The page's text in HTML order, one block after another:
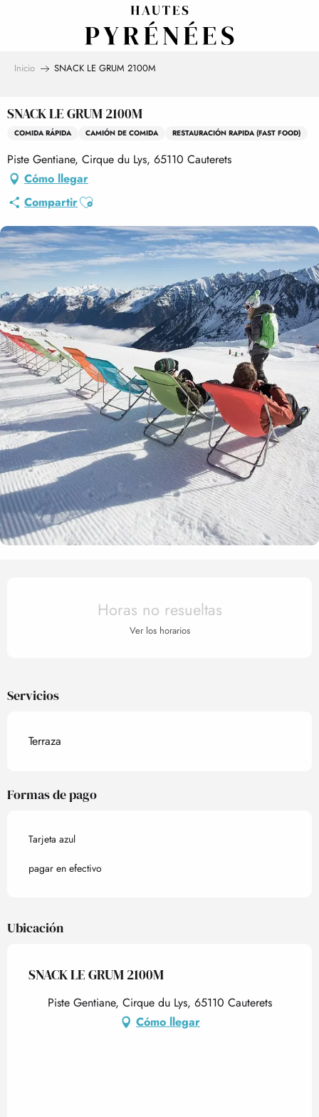
Inicio SNACK LE GRUM 2100M
SNACK LE GRUM 2100M
COMIDA RÁPIDA CAMIÓN DE COMIDA RESTAURACIÓN RAPIDA (FAST FOOD)
Piste Gentiane, Cirque du Lys, 65110 Cauterets
Cómo llegar
CompartirAjouter aux favoris
Horarios y datos de
Horas no resueltas
Ver los horarios
Servicios
Terraza
Formas de pago
Tarjeta azul
pagar en efectivo
Ubicación
SNACK LE GRUM 2100M
Piste Gentiane, Cirque du Lys, 65110 Cauterets
Cómo llegar